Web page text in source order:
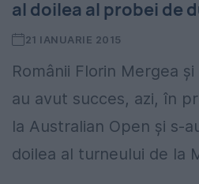
al doilea al probei de
21 IANUARIE 2015
Românii Florin Mergea
au avut succes, azi, în
la Australian Open și s-
doilea al turneului de la